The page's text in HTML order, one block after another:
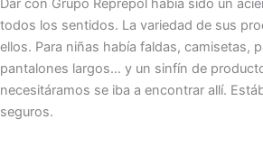
Dar con Grupo Reprepol había sido un
todos los sentidos. La variedad de sus
ellos. Para niñas había faldas, camisetas,
pantalones largos… y un sinfín de
necesitáramos se iba a encontrar allí.
seguros.